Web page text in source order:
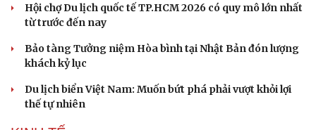
Hội chợ Du lịch quốc tế TP.HCM 2026 có quy mô lớn nhất
từ trước đến nay
Bảo tàng Tưởng niệm Hòa bình tại Nhật Bản đón lượng
khách kỷ lục
Du lịch biển Việt Nam: Muốn bứt phá phải vượt khỏi lợi
thế tự nhiên